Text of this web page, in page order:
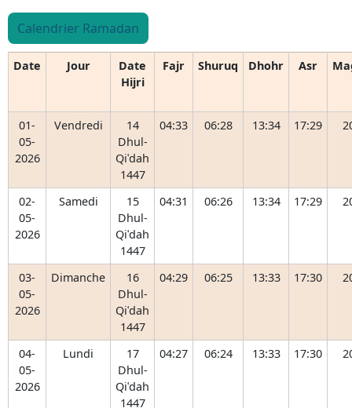
Calendrier Ramadan
Date Jour
Date
Hijri
Fajr Shuruq Dhohr Asr
01-
05-
2026
Vendredi
14
Dhul-
Qiʿdah
1447
04:33 06:28 13:34 17:29
02-
05-
2026
Samedi
15
Dhul-
Qiʿdah
1447
04:31 06:26 13:34 17:29
03-
05-
2026
Dimanche
16
Dhul-
Qiʿdah
1447
04:29 06:25 13:33 17:30
04-
05-
2026
Lundi
17
Dhul-
Qiʿdah
1447
04:27 06:24 13:33 17:30